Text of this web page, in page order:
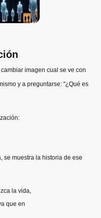
imagen cual se ve con
y a preguntarse: "¿Qué es
se muestra la historia de ese
la vida,
que en